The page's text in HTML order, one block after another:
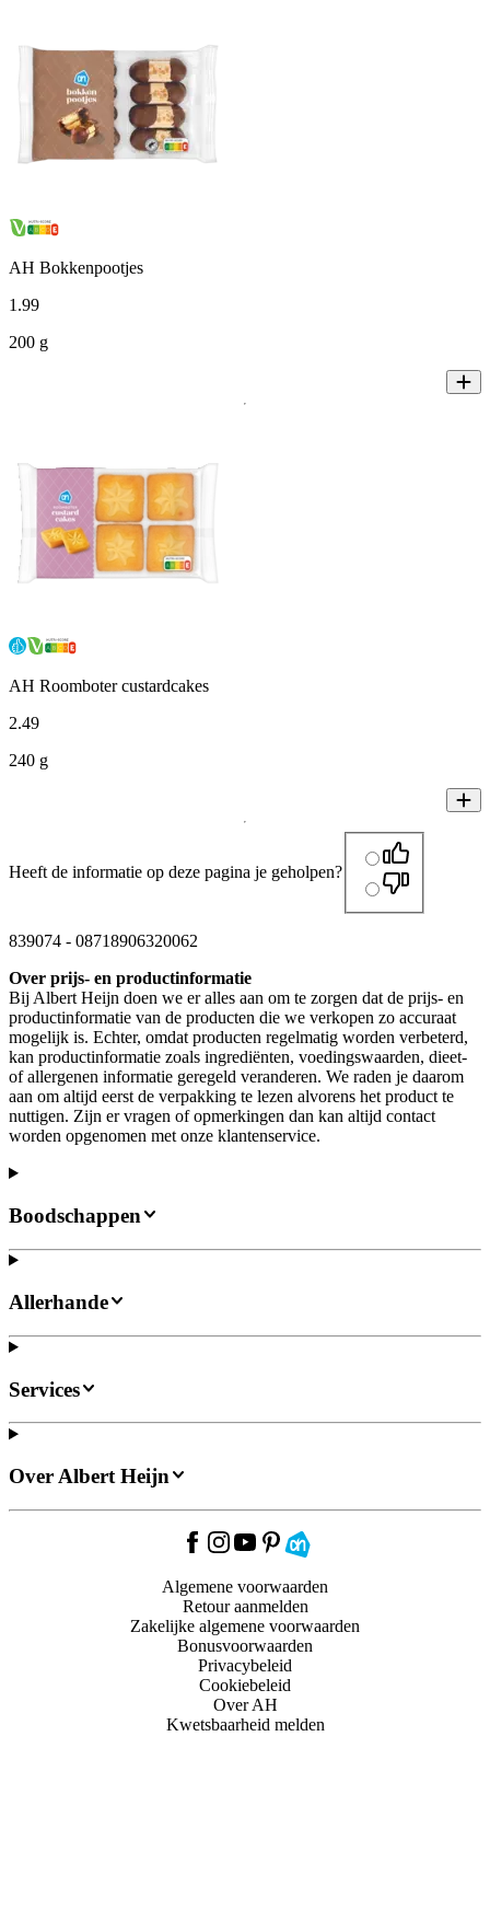
AH Bokkenpootjes
1 .99
200 g
AH Roomboter custardcakes
2.49
240 g
Heeft de informatie op deze pagina je geholpen?
839074 - 08718906320062
Over prijs- en productinformatie
Bij Albert Heijn doen we er alles aan om te zorgen dat de prijs- en
productinformatie van de producten die we verkopen zo accuraat
mogelijk is. Echter, omdat producten regelmatig worden verbeterd,
kan productinformatie zoals ingrediënten, voedingswaarden, dieet-
of allergenen informatie geregeld veranderen. We raden je daarom
aan om altijd eerst de verpakking te lezen alvorens het product te
nuttigen. Zijn er vragen of opmerkingen dan kan altijd contact
worden opgenomen met onze klantenservice.
Boodschappen
Allerhande
Services
Over Albert Heijn
Algemene voorwaarden
Retour aanmelden
Zakelijke algemene voorwaarden
Bonusvoorwaarden
Privacybeleid
Cookiebeleid
Over AH
Kwetsbaarheid melden